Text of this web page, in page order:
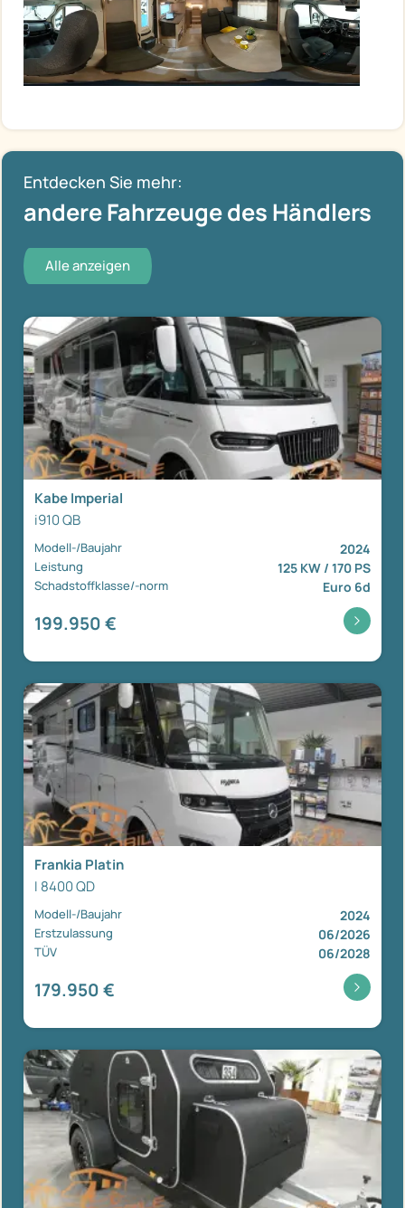
Entdecken Sie mehr:
andere Fahrzeuge des Händlers
Alle anzeigen
Kabe Imperial
i910 QB
Modell-/Baujahr 2024
Leistung 125 KW / 170 PS
Schadstoffklasse/-norm Euro 6d
199.950 €
Frankia Platin
I 8400 QD
Modell-/Baujahr 2024
Erstzulassung 06/2026
TÜV 06/2028
179.950 €